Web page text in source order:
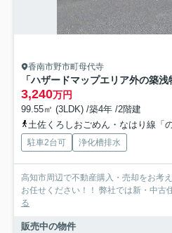
香南市野市町母代寺
3,240万円
99.55㎡ (3LDK) /築4年 /2階建
土佐くろしおごめん・なはり線「
駐車2台可 浄化槽排水
高知市周辺で不動産購入・売却をお考
お任せください！！ 弊社では新・中古
る
販売中の物件